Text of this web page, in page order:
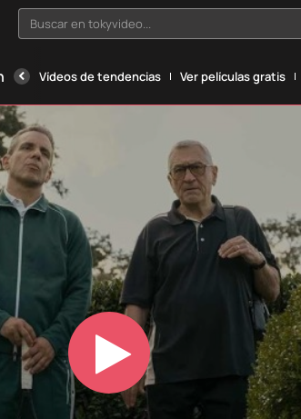
Buscar en tokyvideo...
Vídeos de tendencias Ver películas gratis
Play